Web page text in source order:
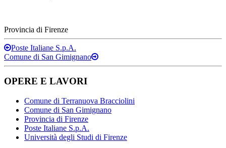
Provincia di Firenze
Post
navigation
Poste Italiane S.p.A.
Comune di San Gimignano
OPERE E LAVORI
Comune di Terranuova Bracciolini
Comune di San Gimignano
Provincia di Firenze
Poste Italiane S.p.A.
Università degli Studi di Firenze